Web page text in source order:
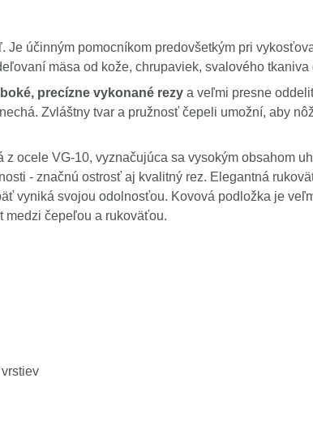
Je účinným pomocníkom predovšetkým pri
mäsa od kože, chrupaviek, svalového tkaniva
precízne vykonané rezya veľmi presne
Zvláštny tvar a pružnosť čepeli umožní, aby
z ocele VG-10, vyznačujúca sa vysokým obsahom
- značnú ostrosť aj kvalitný rez. Elegantná
vyniká svojou odolnosťou. Kovová podložka je
medzi čepeľou a rukoväťou.